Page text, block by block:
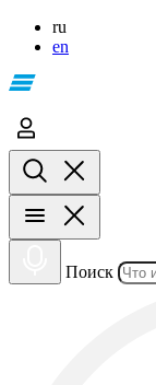
ru
en
Поиск